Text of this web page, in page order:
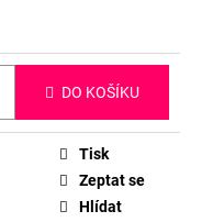
DO KOŠÍKU
Tisk
Zeptat se
Hlídat